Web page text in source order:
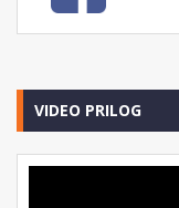
VIDEO PRILOG